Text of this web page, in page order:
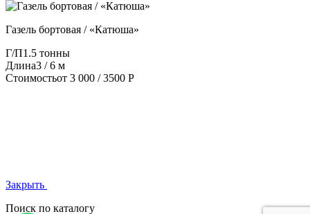
Газель бортовая / «Катюша»
Г/П1.5 тонны
Длина3 / 6 м
Стоимостьот 3 000 / 3500 Р
Закрыть
Поиск по каталогу